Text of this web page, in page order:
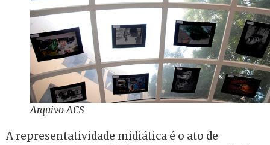
Arquivo ACS
A representatividade midiática é o ato de